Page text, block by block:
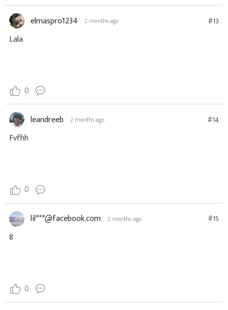
elmaspro1234 2 months ago #13
Lala
0
leandreeb 2 months ago #14
Fvfhh
0
lil***@facebook.com 2 months ago #15
8
0